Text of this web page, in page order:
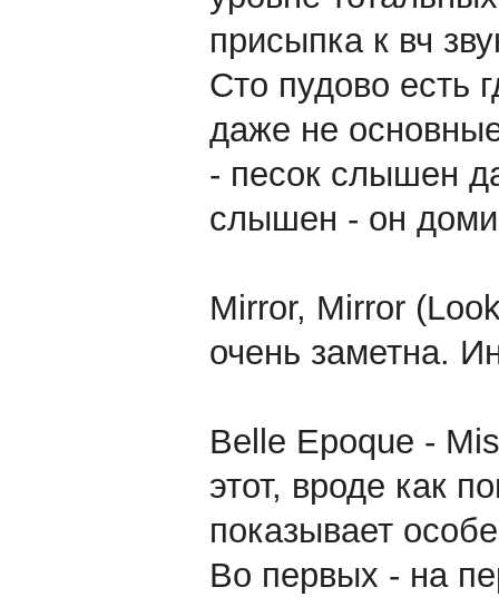
присыпка к вч
Сто пудово есть
даже не
- песок слышен
слышен - он
Mirror, Mirror
очень заметна.
Belle Epoque -
этот, вроде как
показывает
Во первых - на